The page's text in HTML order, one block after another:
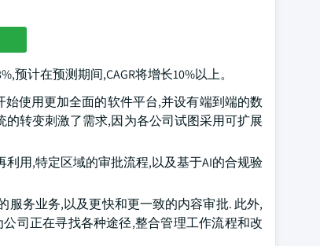
计在预测期间,CAGR将增长10%以上。
使用更加全面的软件平台,并设有端到端的数
转变刺激了需求,因为各公司试图采用可扩展
用,特定区域的审批流程,以及基于AI的合规验
务业务,以及更快和更一致的内容审批. 此外,
司正在寻找各种途径,整合管理工作流程和改